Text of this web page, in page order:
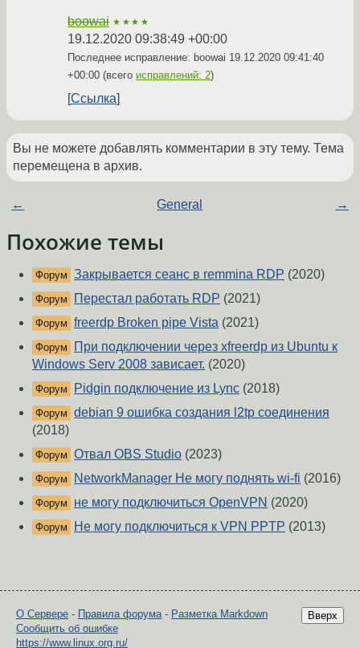
boowai ★★★★
19.12.2020 09:38:49 +00:00
Последнее исправление: boowai 19.12.2020 09:41:40
+00:00 (всего исправлений: 2)
Ссылка
Вы не можете добавлять комментарии в эту тему. Тема
перемещена в архив.
← General →
Похожие темы
Форум Закрывается сеанс в remmina RDP (2020)
Форум Перестал работать RDP (2021)
Форум freerdp Broken pipe Vista (2021)
Форум
При подключении через xfreerdp из Ubuntu к
Windows Serv 2008 зависает. (2020)
Форум Pidgin подключение из Lync (2018)
Форум debian 9 ошибка создания l2tp соединения
(2018)
Форум Отвал OBS Studio (2023)
Форум NetworkManager Не могу поднять wi-fi (2016)
Форум не могу подключиться OpenVPN (2020)
Форум Не могу подключиться к VPN PPTP (2013)
Вверх
О Сервере - Правила форума- Разметка Markdown
Сообщить об ошибке
https://www.linux.org.ru/